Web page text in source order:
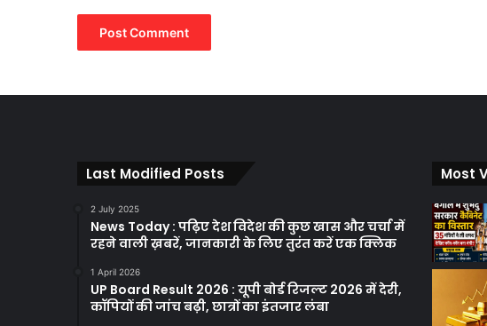
Last Modified Posts
2 July 2025
News Today : पढ़िए देश विदेश की कुछ खास और चर्चा में
रहने वाली ख़बरें, जानकारी के लिए तुरंत करें एक क्लिक
1 April 2026
UP Board Result 2026 : यूपी बोर्ड रिजल्ट 2026 में देरी,
कॉपियों की जांच बढ़ी, छात्रों का इंतजार लंबा
Most